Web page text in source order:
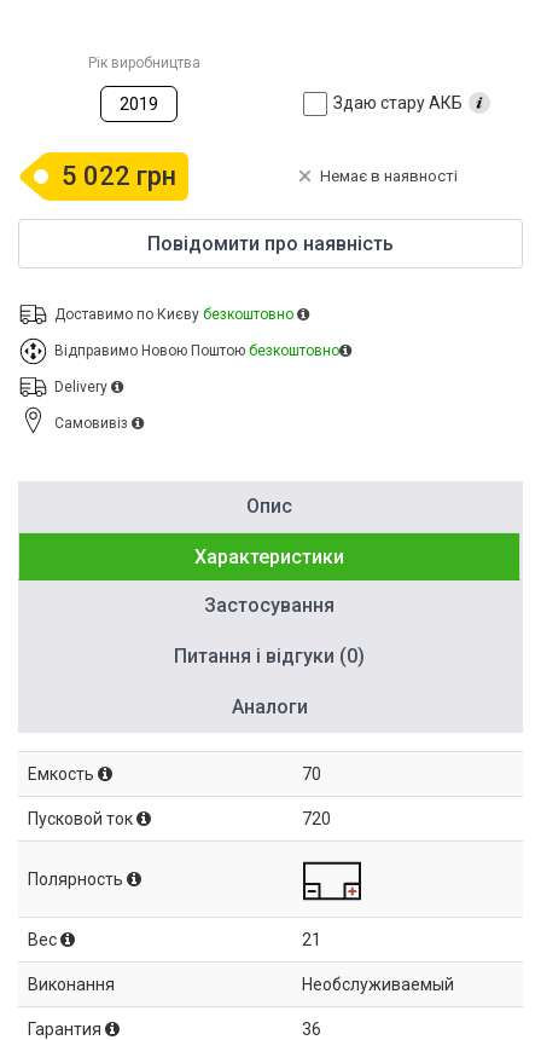
Рік виробництва
2019 Здаю стару АКБ
5 022 грн Немає в наявності
Повідомити про наявність
Доставимо по Києву безкоштовно
Відправимо Новою Поштою безкоштовно
Delivery
Cамовивіз
Опис
Характеристики
Застосування
Питання і відгуки (0)
Аналоги
Емкость 70
Пусковой ток 720
Полярность
Вес 21
Виконання Необслуживаемый
Гарантия 36